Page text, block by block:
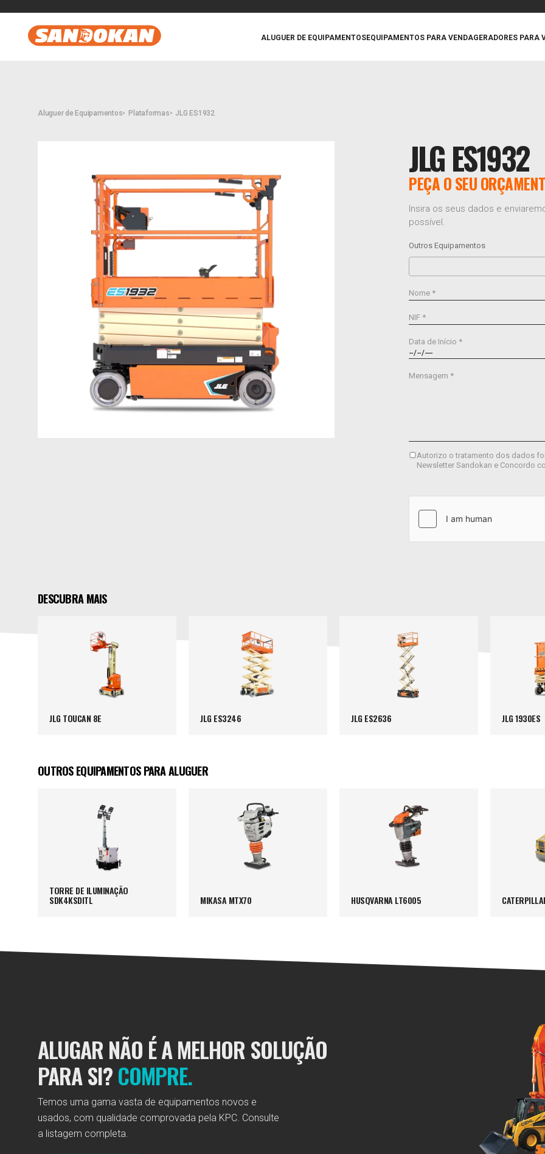
ALUGUER DE EQUIPAMENTOSEQUIPAMENTOS PARA VENDAGERADORES PARA
Aluguer de Equipamentos Plataformas JLG ES1932
JLG ES1932
PEÇA O SEU
Insira os seus dados e
possível.
Outros Equipamentos
Nome *
NIF *
Data de Início *
Mensagem *
Autorizo o tratamento dos dados
Newsletter Sandokan e Concordo
DESCUBRA MAIS
JLG TOUCAN 8E JLG ES3246 JLG ES2636 JLG 1930ES
OUTROS EQUIPAMENTOS PARA ALUGUER
TORRE DE ILUMINAÇÃO
SDK4KSDITL MIKASA MTX70 HUSQVARNA LT6005
ALUGAR NÃO É A MELHOR SOLUÇÃO
PARA SI?COMPRE.
Temos uma gama vasta de equipamentos novos e
usados, com qualidade comprovada pela KPC. Consulte
a listagem completa.